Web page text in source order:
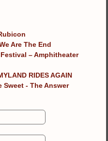
Are The End
– Amphitheater
RIDES AGAIN
- The Answer